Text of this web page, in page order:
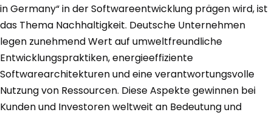
in Germany“ in der Softwareentwicklung prägen wird, ist
das Thema Nachhaltigkeit. Deutsche Unternehmen
legen zunehmend Wert auf umweltfreundliche
Entwicklungspraktiken, energieeffiziente
Softwarearchitekturen und eine verantwortungsvolle
Nutzung von Ressourcen. Diese Aspekte gewinnen bei
Kunden und Investoren weltweit an Bedeutung und